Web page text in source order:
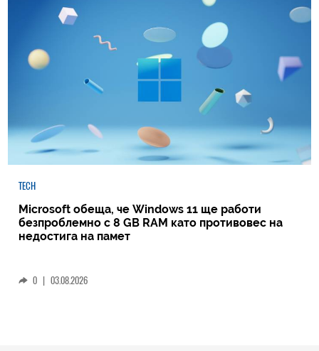
TECH
Microsoft обеща, че Windows 11 ще работи
безпроблемно с 8 GB RAM като противовес на
недостига на памет
0 | 03.08.2026